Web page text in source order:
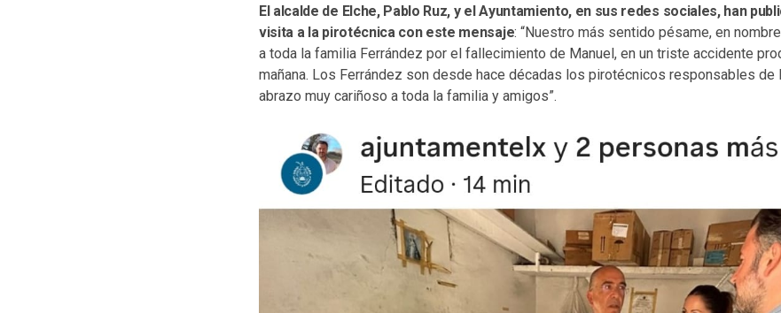
El alcalde de Elche, Pablo Ruz, y el Ayuntamiento, en sus redes sociales, han
visita a la pirotécnica con este mensaje: “Nuestro más sentido pésame, en
a toda la familia Ferrández por el fallecimiento de Manuel, en un triste accidente
mañana. Los Ferrández son desde hace décadas los pirotécnicos responsables de
abrazo muy cariñoso a toda la familia y amigos”.